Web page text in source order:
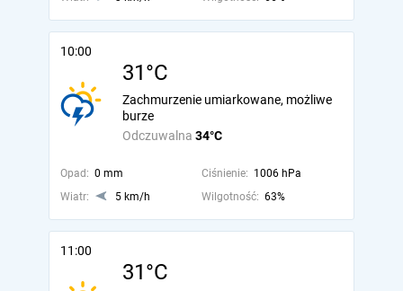
10:00
31°C
Odczuwalna 34°C
Zachmurzenie umiarkowane, możliwe
burze
Opad: 0 mm Ciśnienie: 1006 hPa
Wiatr:
5 km/h Wilgotność: 63%
11:00
31°C